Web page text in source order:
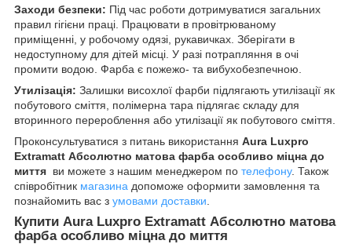
Заходи безпеки: Під час роботи дотримуватися загальних
правил гігієни праці. Працювати в провітрюваному
приміщенні, у робочому одязі, рукавичках. Зберігати в
недоступному для дітей місці. У разі потрапляння в очі
промити водою. Фарба є пожежо- та вибухобезпечною.
Утилізація: Залишки висохлої фарби підлягають утилізації як
побутового сміття, полімерна тара підлягає складу для
вторинного перероблення або утилізації як побутового сміття.
Проконсультуватися з питань використання Aura Luxpro
Extramatt Абсолютно матова фарба особливо міцна до
миття ви можете з нашим менеджером по телефону. Також
співробітник магазина допоможе оформити замовлення та
познайомить вас з умовами доставки
Купити Aura Luxpro Extramatt Абсолютно матова
фарба особливо міцна до миття